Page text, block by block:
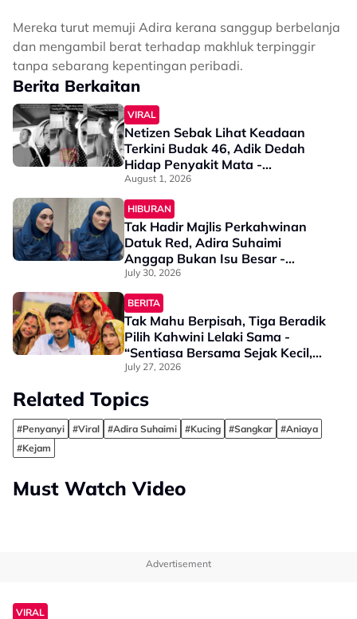
Mereka turut memuji Adira kerana sanggup berbelanja
dan mengambil berat terhadap makhluk terpinggir
tanpa sebarang kepentingan peribadi.
Berita Berkaitan
VIRAL
Netizen Sebak Lihat Keadaan
Terkini Budak 46, Adik Dedah
Hidap Penyakit Mata -
“Penglihatan Dia Memang Slowly
Makin Tak Nampak…”
August 1, 2026
HIBURAN
Tak Hadir Majlis Perkahwinan
Datuk Red, Adira Suhaimi
Anggap Bukan Isu Besar -
"Jangan Ganggu Saya..."
July 30, 2026
BERITA
Tak Mahu Berpisah, Tiga Beradik
Pilih Kahwini Lelaki Sama -
“Sentiasa Bersama Sejak Kecil,
Tak Dapat Bayangkan Hidup
July 27, 2026
Related Topics
#Penyanyi #Viral #Adira Suhaimi #Kucing #Sangkar
#Aniaya
#Kejam
Must Watch Video
Advertisement
VIRAL